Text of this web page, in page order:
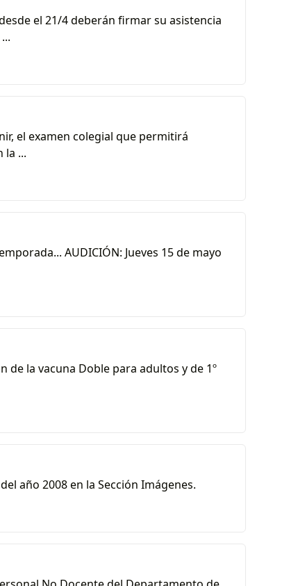
el 21/4 deberán firmar su asistencia
el examen colegial que permitirá
la ...
AUDICIÓN: Jueves 15 de mayo
de la vacuna Doble para adultos y de 1º
año 2008 en la Sección Imágenes.